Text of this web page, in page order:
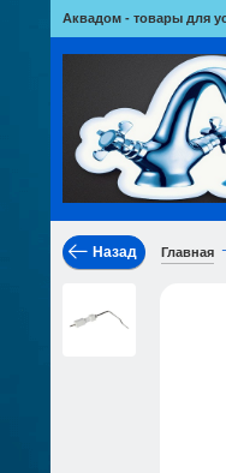
Аквадом - товары для
Назад Главная